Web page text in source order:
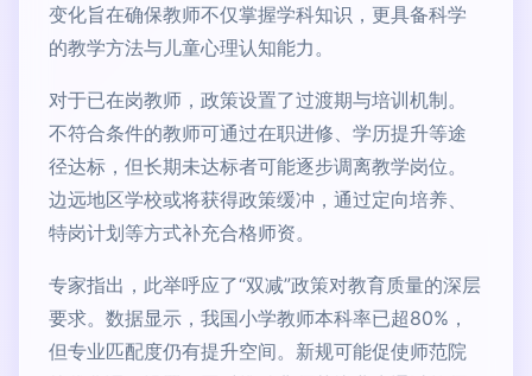
变化旨在确保教师不仅掌握学科知识，更具备科学
的教学方法与儿童心理认知能力。
对于已在岗教师，政策设置了过渡期与培训机制。
不符合条件的教师可通过在职进修、学历提升等途
径达标，但长期未达标者可能逐步调离教学岗位。
边远地区学校或将获得政策缓冲，通过定向培养、
特岗计划等方式补充合格师资。
专家指出，此举呼应了“双减”政策对教育质量的深层
要求。数据显示，我国小学教师本科率已超80%，
但专业匹配度仍有提升空间。新规可能促使师范院